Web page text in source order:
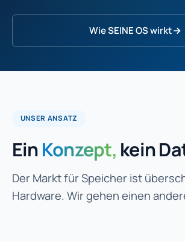
Wie SEINE OS wirkt
UNSER ANSATZ
EinKonzept, kein
Der Markt für Speicher ist
Hardware. Wir gehen einen